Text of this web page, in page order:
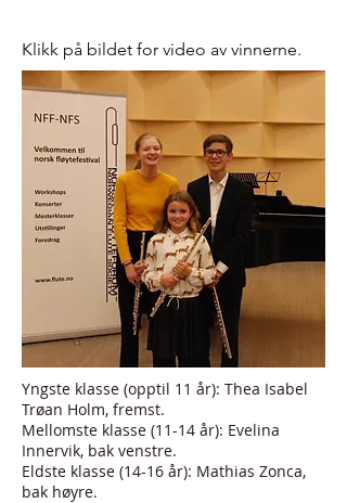
Klikk på bildet for video av vinnerne.
Yngste klasse (opptil 11 år): Thea Isabel
Trøan Holm, fremst.
Mellomste klasse (11-14 år): Evelina
Innervik, bak venstre.
Eldste klasse (14-16 år): Mathias Zonca,
bak høyre.